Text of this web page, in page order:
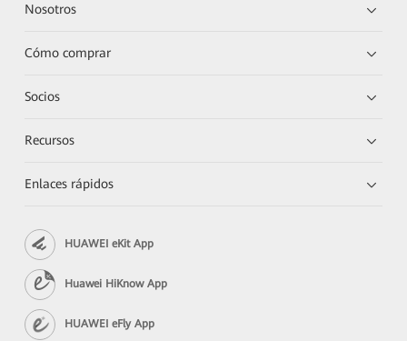
Nosotros
Cómo comprar
Socios
Recursos
Enlaces rápidos
HUAWEI eKit App
Huawei HiKnow App
HUAWEI eFly App